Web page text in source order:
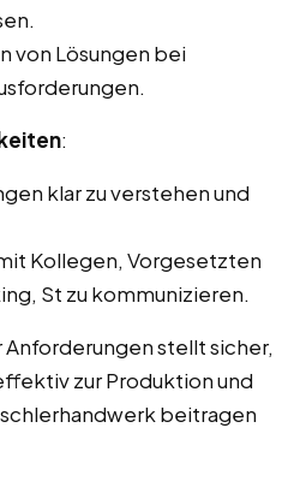
von Lösungen bei
:
klar zu verstehen und
Kollegen, Vorgesetzten
St zu kommunizieren.
stellt sicher,
zur Produktion und
beitragen